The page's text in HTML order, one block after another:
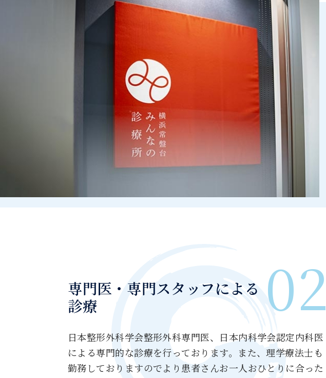
02
専門医・専門スタッフによる
診療
日本整形外科学会整形外科専門医、日本内科学会認定内科医
による専門的な診療を行っております。また、理学療法士も
勤務しておりますのでより患者さんお一人おひとりに合った